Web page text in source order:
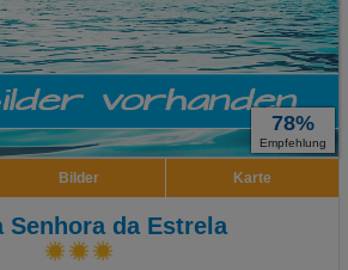
78%
Empfehlung
Bilder Karte
Senhora da Estrela